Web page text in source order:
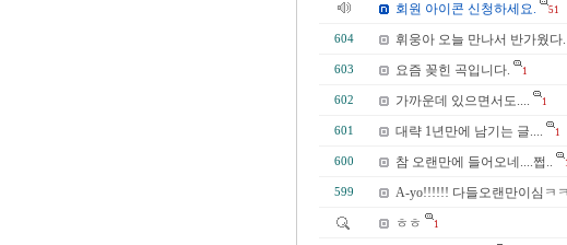
회원 아이콘 신청하세요. 51
604 휘웅아 오늘 만나서 반가웠다.
603 요즘 꽂힌 곡입니다. 1
602 가까운데 있으면서도.... 1
601 대략 1년만에 남기는 글.... 1
600 참 오랜만에 들어오네....쩝..
599 A-yo!!!!!! 다들오랜만이심ㅋ
ㅎㅎ 1